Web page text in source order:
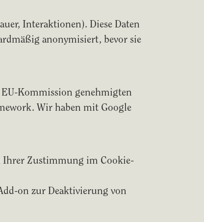
Interaktionen). Diese Daten
anonymisiert, bevor sie
Kommission genehmigten
Wir haben mit Google
Ihrer Zustimmung im Cookie-
on zur Deaktivierung von